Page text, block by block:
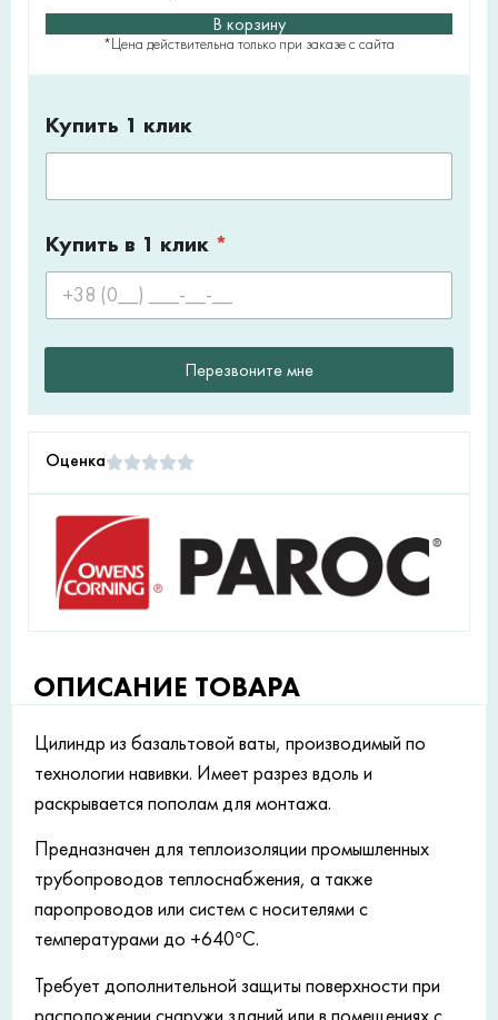
В корзину
*Цена действительна только при заказе с сайта
Купить 1 клик
Купить в 1 клик *
Перезвоните мне
Оценка
ОПИСАНИЕ ТОВАРА
Цилиндр из базальтовой ваты, производимый по
технологии навивки. Имеет разрез вдоль и
раскрывается пополам для монтажа.
Предназначен для теплоизоляции промышленных
трубопроводов теплоснабжения, а также
паропроводов или систем с носителями с
температурами до +640°С.
Требует дополнительной защиты поверхности при
расположении снаружи зданий или в помещениях с